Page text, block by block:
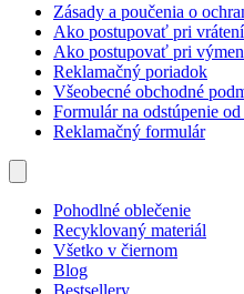
Zásady a poučenia o
Ako postupovať pri
Ako postupovať pri
Reklamačný poriadok
Všeobecné obchodné
Formulár na odstúpenie
Reklamačný formulár
Pohodlné oblečenie
Recyklovaný materiál
Všetko v čiernom
Blog
Bestsellery